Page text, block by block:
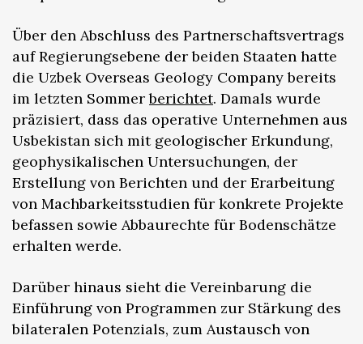
Über den Abschluss des Partnerschaftsvertrags
auf Regierungsebene der beiden Staaten hatte
die Uzbek Overseas Geology Company bereits
im letzten Sommerberichtet. Damals wurde
präzisiert, dass das operative Unternehmen aus
Usbekistan sich mit geologischer Erkundung,
geophysikalischen Untersuchungen, der
Erstellung von Berichten und der Erarbeitung
von Machbarkeitsstudien für konkrete Projekte
befassen sowie Abbaurechte für Bodenschätze
erhalten werde.
Darüber hinaus sieht die Vereinbarung die
Einführung von Programmen zur Stärkung des
bilateralen Potenzials, zum Austausch von